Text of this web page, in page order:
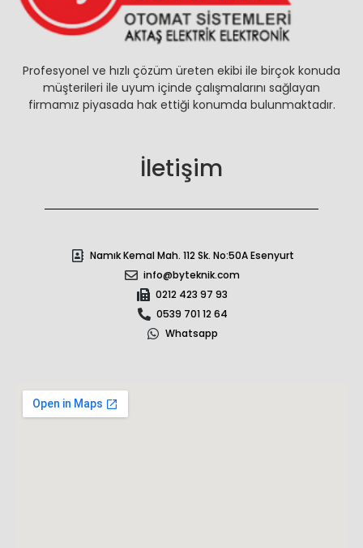
Profesyonel ve hızlı çözüm üreten ekibi ile birçok konuda
müşterileri ile uyum içinde çalışmalarını sağlayan
firmamız piyasada hak ettiği konumda bulunmaktadır.
İletişim
Namık Kemal Mah. 112 Sk. No:50A Esenyurt
info@byteknik.com
0212 423 97 93
0539 701 12 64
Whatsapp